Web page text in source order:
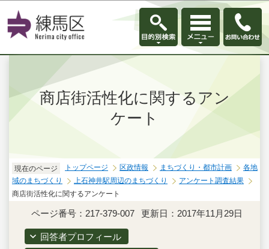
このページの本文へ移動
商店街活性化に関するアン
ケート
現在のページ トップページ 区政情報 まちづくり・都市計画
各地
域のまちづくり
上石神井駅周辺のまちづくり
アンケート調査結果
商店街活性化に関するアンケート
ページ番号：217-379-007 更新日：2017年11月29日
回答者プロフィール